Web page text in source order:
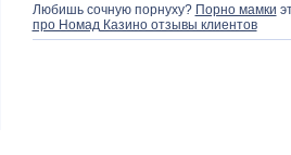
Любишь сочную порнуху? Порно мамки
про Номад Казино отзывы клиентов